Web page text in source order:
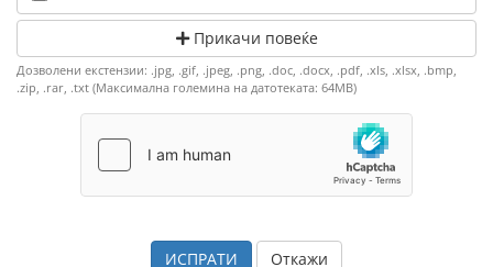
Прикачи повеќе
Дозволени екстензии: .jpg, .gif, .jpeg, .png, .doc, .docx, .pdf, .xls, .xlsx, .bmp,
.zip, .rar, .txt (Максимална големина на датотеката: 64MB)
Откажи